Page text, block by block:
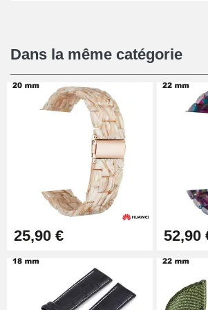
Dans la même catégorie
25,90 € 52,90